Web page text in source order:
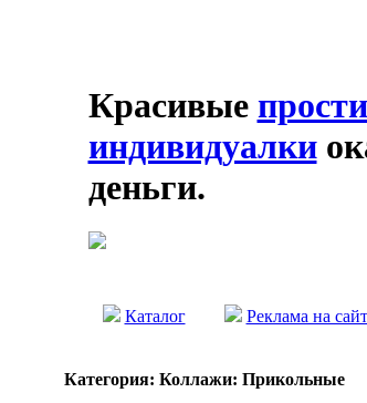
Красивые
индивидуалки
деньги.
Каталог Реклама на
Категория: Коллажи: Прикольные